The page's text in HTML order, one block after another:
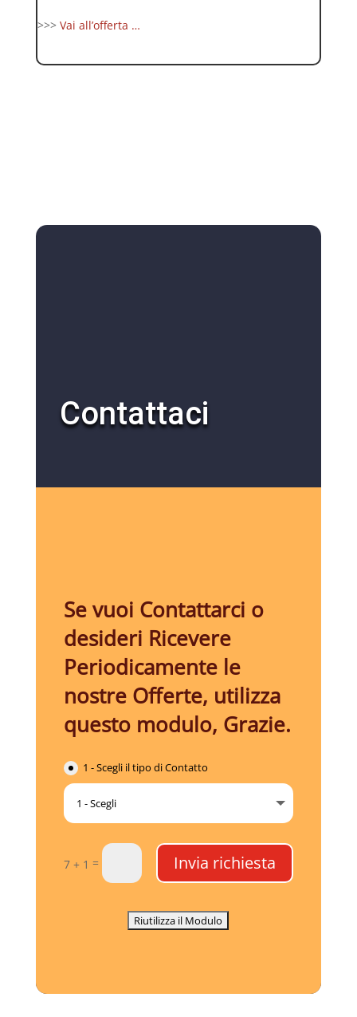
>>> Vai all’offerta …
Contattaci
Se vuoi Contattarci o
desideri Ricevere
Periodicamente le
nostre Offerte, utilizza
questo modulo, Grazie.
1 - Scegli il tipo di Contatto
7 + 1 = Invia richiesta